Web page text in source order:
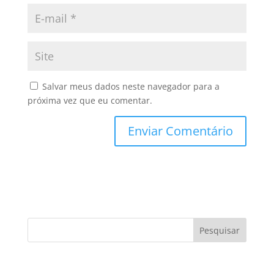
Salvar meus dados neste navegador para a
próxima vez que eu comentar.
Pesquisar